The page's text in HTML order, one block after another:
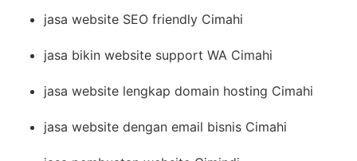
jasa website SEO friendly Cimahi
jasa bikin website support WA Cimahi
jasa website lengkap domain hosting Cimahi
jasa website dengan email bisnis Cimahi